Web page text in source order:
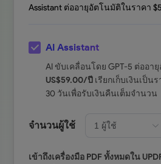
Assistant ต่ออายุอัตโนมัติในราคา $
AI Assistant
AI ขับเคลื่อนโดย GPT-5 ต่ออา
US$59.00/ปี เรียกเก็บเงินเป็น
30 วันเพื่อรับเงินคืนเต็มจำนวน
จำนวนผู้ใช้
เข้าถึงเครื่องมือ PDF ทั้งหมดใน